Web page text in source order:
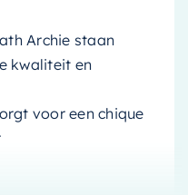
Archie staan
kwaliteit en
voor een chique